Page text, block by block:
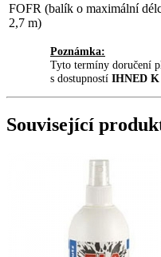
FOFR (balík o maximální
2,7 m)
Poznámka:
Tyto termíny doručení
s dostupností IHNED K
Související